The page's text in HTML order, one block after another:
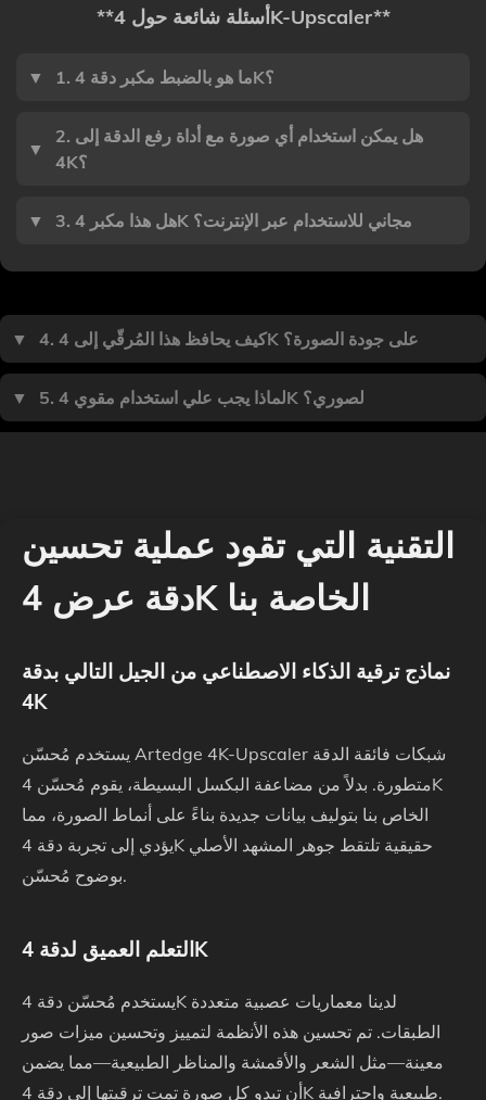
**أسئلة شائعة حول 4K-Upscaler**
▼ 1. ما هو بالضبط مكبر دقة 4K؟
▼
2. هل يمكن استخدام أي صورة مع أداة رفع الدقة إلى
4K؟
▼ 3. هل هذا مكبر 4K مجاني للاستخدام عبر الإنترنت؟
▼ 4. كيف يحافظ هذا المُرقّي إلى 4K على جودة الصورة؟
▼ 5. لماذا يجب علي استخدام مقوي 4K لصوري؟
التقنية التي تقود عملية تحسين
دقة عرض 4K الخاصة بنا
نماذج ترقية الذكاء الاصطناعي من الجيل التالي بدقة
4K
يستخدم مُحسّن Artedge 4K-Upscaler شبكات فائقة الدقة
متطورة. بدلاً من مضاعفة البكسل البسيطة، يقوم مُحسّن 4K
الخاص بنا بتوليف بيانات جديدة بناءً على أنماط الصورة، مما
يؤدي إلى تجربة دقة 4K حقيقية تلتقط جوهر المشهد الأصلي
بوضوح مُحسّن.
التعلم العميق لدقة 4K
يستخدم مُحسّن دقة 4K لدينا معماريات عصبية متعددة
الطبقات. تم تحسين هذه الأنظمة لتمييز وتحسين ميزات صور
معينة—مثل الشعر والأقمشة والمناظر الطبيعية—مما يضمن
أن تبدو كل صورة تمت ترقيتها إلى دقة 4K طبيعية واحترافية.